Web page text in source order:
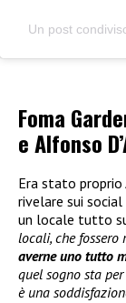
Un post
Foma
e Alfonso
Era stato proprio
rivelare sui
un locale tutto
locali, che fossero
averne uno tutto
quel sogno sta
è una